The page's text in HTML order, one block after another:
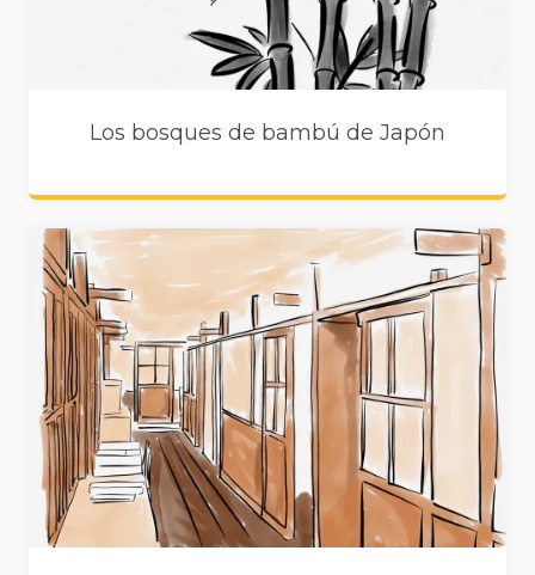
Los bosques de bambú de Japón